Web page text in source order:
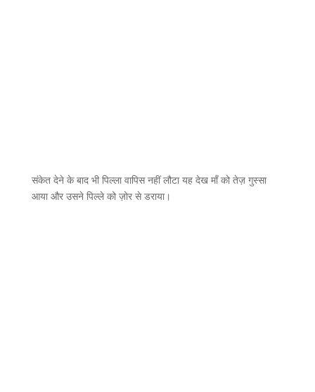
संकेत देने के बाद भी पिल्ला वापिस नहीं लौटा यह देख माँ को तेज़ गुस्सा
आया और उसने पिल्ले को ज़ोर से डराया।